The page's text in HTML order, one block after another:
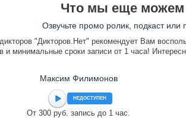
Что мы еще можем
Озвучьте промо ролик, подкаст
"Дикторов.Нет" рекомендует Вам
и минимальные сроки записи от 1 часа!
Максим Филимонов
НЕДОСТУПЕН
От 300 руб. запись до 1 час.